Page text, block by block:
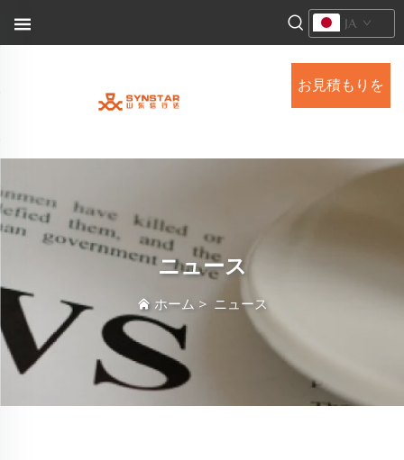
お見積もりを
JA
ニュース
ホーム > ニュース